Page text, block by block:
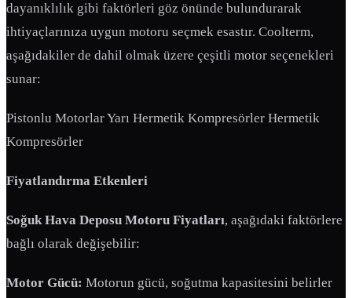
dayanıklılık gibi faktörleri göz önünde bulundurarak
ihtiyaçlarınıza uygun motoru seçmek esastır. Coolterm,
aşağıdakiler de dahil olmak üzere çeşitli motor seçenekleri
sunar:
Pistonlu Motorlar Yarı Hermetik Kompresörler Hermetik
Kompresörler
Fiyatlandırma Etkenleri
Soğuk Hava Deposu Motoru Fiyatları, aşağıdaki faktörlere
bağlı olarak değişebilir:
Motor Gücü: Motorun gücü, soğutma kapasitesini belirler